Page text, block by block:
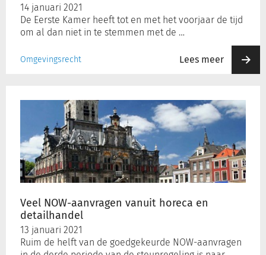
14 januari 2021
De Eerste Kamer heeft tot en met het voorjaar de tijd
om al dan niet in te stemmen met de …
Omgevingsrecht Lees meer
Veel NOW-aanvragen vanuit horeca en
detailhandel
13 januari 2021
Ruim de helft van de goedgekeurde NOW-aanvragen
horeca
detailhandel